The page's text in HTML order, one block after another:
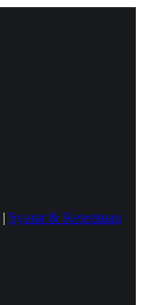
| Syarat & Ketentuan